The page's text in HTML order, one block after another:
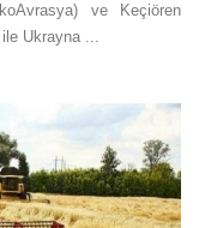
ve Keçiören
ile Ukrayna ...